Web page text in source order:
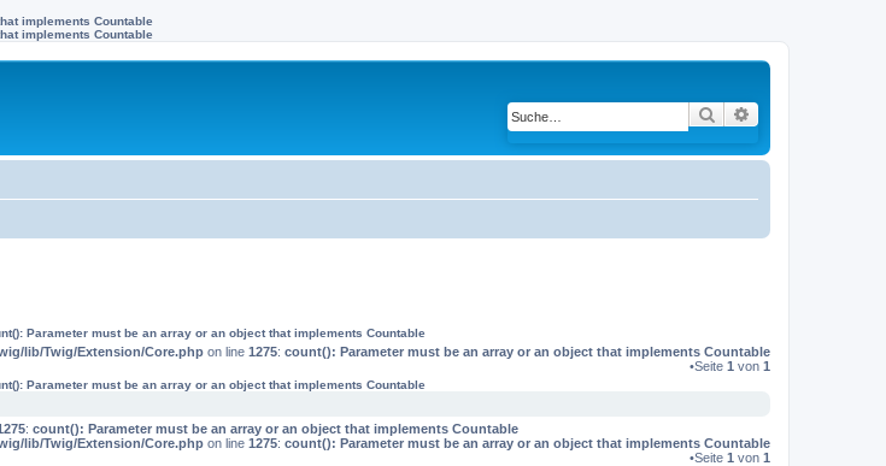
implements Countable
implements Countable
Suche
Parameter must be an array or an object that implements Countable
lib/Twig/Extension/Core.php on line 1275: count(): Parameter must be an array or an object that implements Countable
•Seite 1 von 1
Parameter must be an array or an object that implements Countable
: count(): Parameter must be an array or an object that implements Countable
lib/Twig/Extension/Core.php on line 1275: count(): Parameter must be an array or an object that implements Countable
•Seite 1 von 1